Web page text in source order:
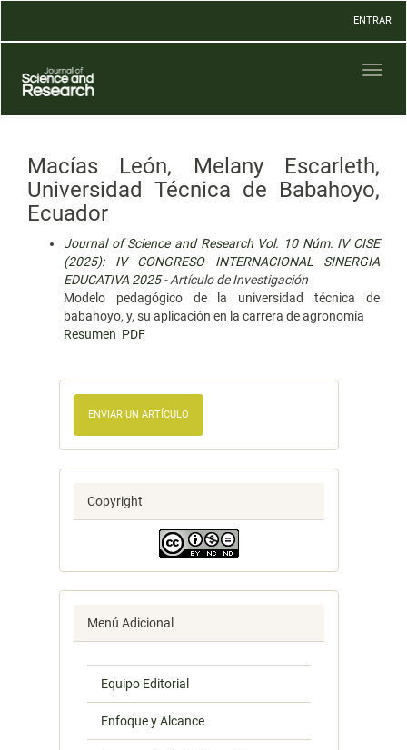
Contenido
Barra
lateral
ENTRAR
Macías León, Melany Escarleth,
Universidad Técnica de Babahoyo,
Ecuador
Journal of Science and Research Vol. 10 Núm. IV CISE
(2025): IV CONGRESO INTERNACIONAL SINERGIA
EDUCATIVA 2025- Artículo de Investigación
Modelo pedagógico de la universidad técnica de
babahoyo, y, su aplicación en la carrera de agronomía
Resumen PDF
ENVIAR UN ARTÍCULO
Copyright
Menú Adicional
Equipo Editorial
Enfoque y Alcance